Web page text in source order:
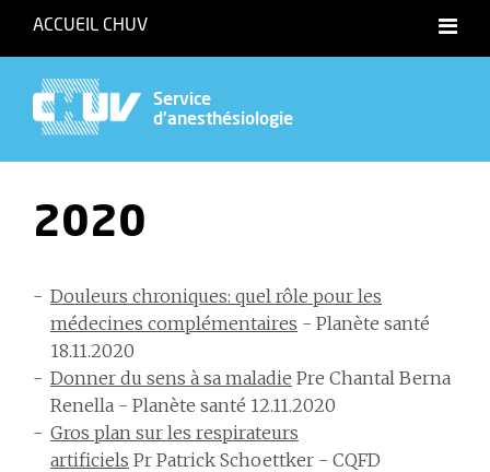
ACCUEIL CHUV
Service
d'anesthésiologie
2020
Douleurs chroniques: quel rôle pour les
médecines complémentaires - Planète santé
18.11.2020
Donner du sens à sa maladie Pre Chantal Berna
Renella - Planète santé 12.11.2020
Gros plan sur les respirateurs
artificiels Pr Patrick Schoettker - CQFD